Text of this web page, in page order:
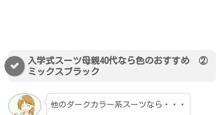
入学式スーツ母親40代なら色のおすすめ ②
ミックスブラック
他のダークカラー系スーツなら・・・